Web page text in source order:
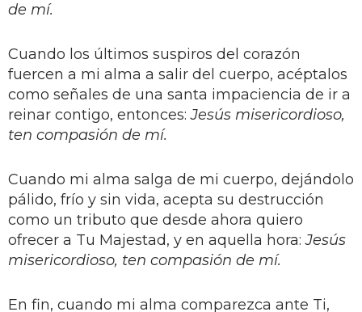
de mí.
Cuando los últimos suspiros del corazón
fuercen a mi alma a salir del cuerpo, acéptalos
como señales de una santa impaciencia de ir a
reinar contigo, entonces:Jesús misericordioso,
ten compasión de mí.
Cuando mi alma salga de mi cuerpo, dejándolo
pálido, frío y sin vida, acepta su destrucción
como un tributo que desde ahora quiero
ofrecer a Tu Majestad, y en aquella hora:Jesús
misericordioso, ten compasión de mí.
En fin, cuando mi alma comparezca ante Ti,